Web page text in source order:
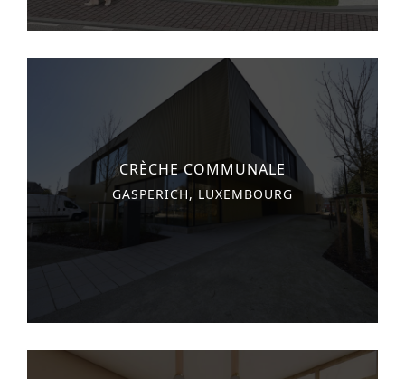
CRÈCHE COMMUNALE
GASPERICH, LUXEMBOURG